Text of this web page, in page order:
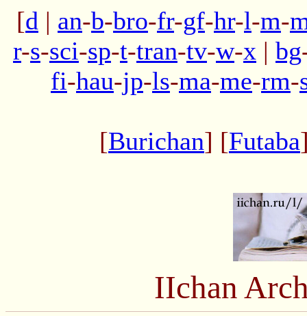
[d | an-b-bro-fr-gf-hr-l-m-
r-s-sci-sp-t-tran-tv-w-x | bg
fi-hau-jp-ls-ma-me-rm-
[Burichan] [Futaba
IIchan